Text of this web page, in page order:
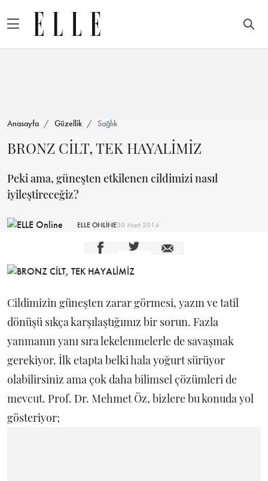
Anasayfa Güzellik Sağlık
BRONZ CİLT, TEK HAYALİMİZ
Peki ama, güneşten etkilenen cildimizi nasıl
iyileştireceğiz?
ELLE ONLİNE30 Mart 2014
Cildimizin güneşten zarar görmesi, yazın ve tatil
dönüşü sıkça karşılaştığımız bir sorun. Fazla
yanmanın yanı sıra lekelenmelerle de savaşmak
gerekiyor. İlk etapta belki hala yoğurt sürüyor
olabilirsiniz ama çok daha bilimsel çözümleri de
mevcut. Prof. Dr. Mehmet Öz, bizlere bu konuda yol
gösteriyor;